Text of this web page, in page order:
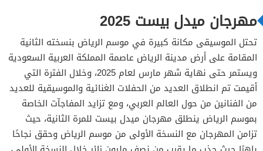
مهرجان ميدل بيست 2025
تحتل الموسيقى مكانة كبيرة في موسم الرياض بنسخته الثانية
المقامة على أرض مدينة الرياض عاصمة المملكة العربية السعودية
ويستمر حتى نهاية شهر مارس لعام 2025، وخلال الفترة التي
أقيمت تم انطلاق العديد من الحفلات الغنائية والموسيقية للعديد
من الفنانين من حول العالم العربي، ومع تزايد المفاجآت الخاصة
بموسم الرياض ينطلق مهرجان ميدل بيست للمرة الثانية، حيث
تزامن المهرجان مع النسخة الأولى من موسم الرياض وحقق نجاحًا